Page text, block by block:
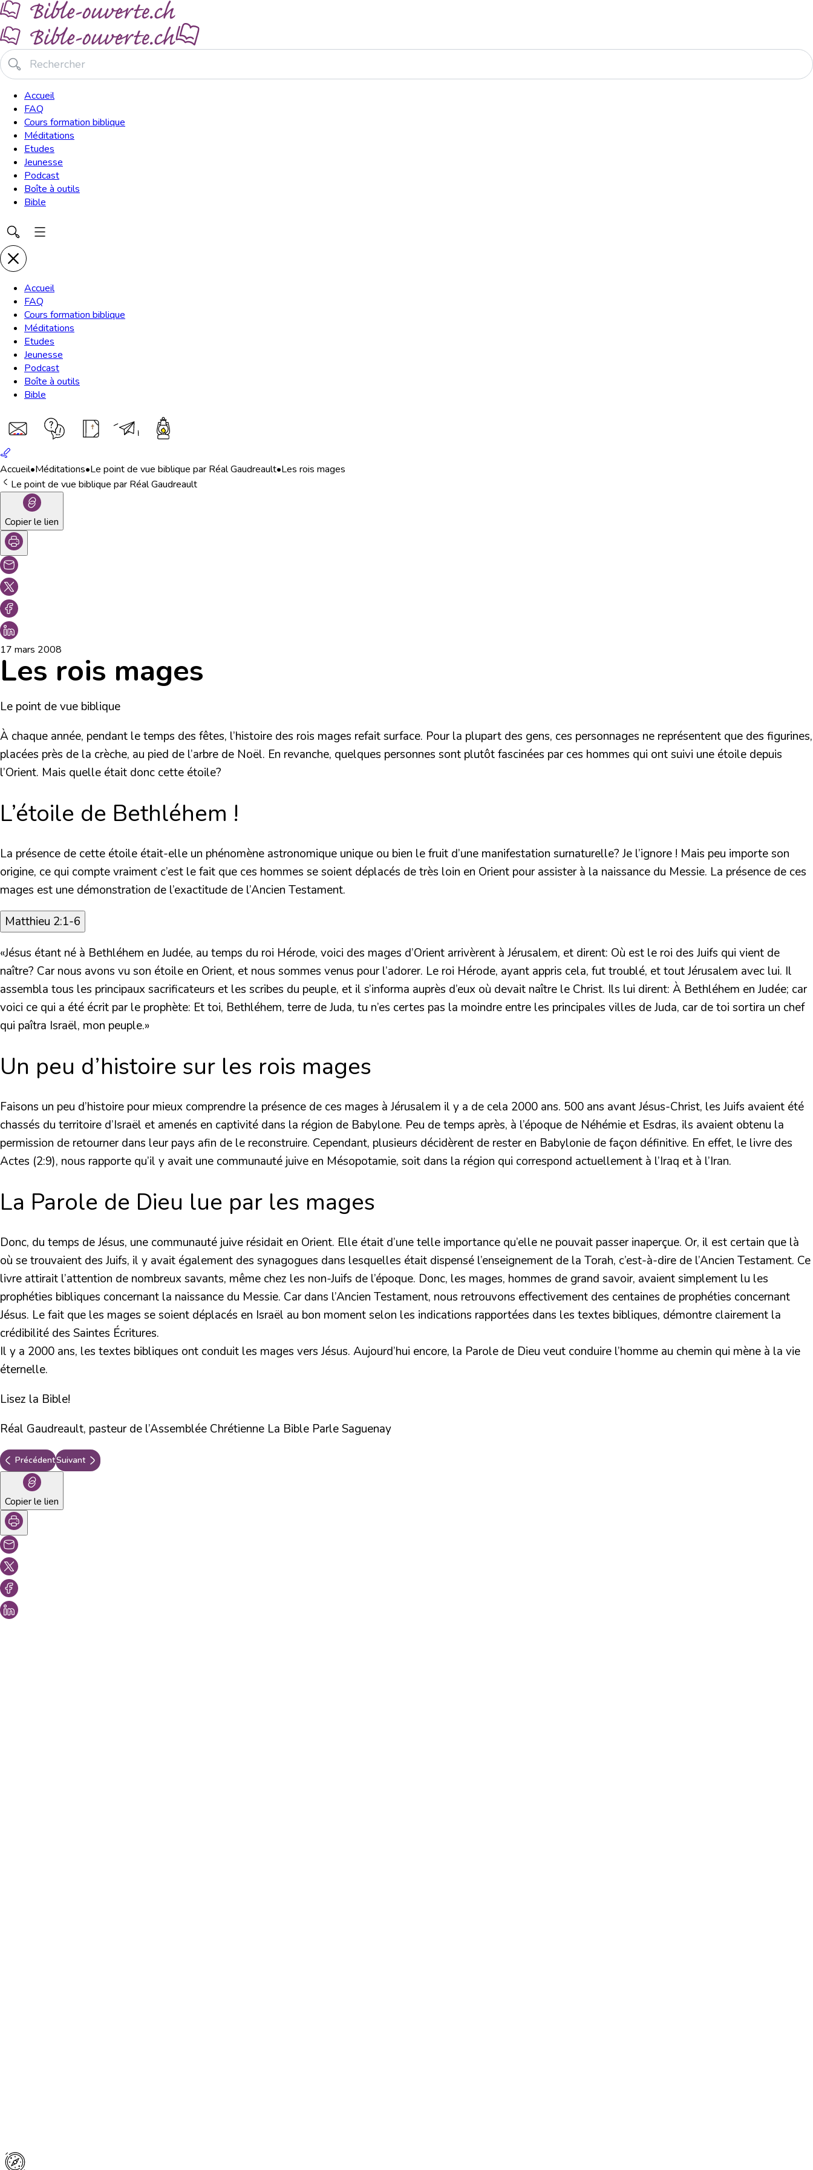
Accueil
FAQ
Cours formation biblique
Méditations
Etudes
Jeunesse
Podcast
Boîte à outils
Bible
Accueil
FAQ
Cours formation biblique
Méditations
Etudes
Jeunesse
Podcast
Boîte à outils
Bible
Accueil•Méditations•Le point de vue biblique par Réal Gaudreault•Les rois mages
Le point de vue biblique par Réal Gaudreault
Copier le lien
17 mars 2008
Les rois mages
Le point de vue biblique
À chaque année, pendant le temps des fêtes, l’histoire des rois mages refait surface. Pour la plupart des gens, ces personnages ne représentent que des figurines,
placées près de la crèche, au pied de l’arbre de Noël. En revanche, quelques personnes sont plutôt fascinées par ces hommes qui ont suivi une étoile depuis
l’Orient. Mais quelle était donc cette étoile?
L’étoile de Bethléhem !
La présence de cette étoile était-elle un phénomène astronomique unique ou bien le fruit d’une manifestation surnaturelle? Je l’ignore ! Mais peu importe son
origine, ce qui compte vraiment c’est le fait que ces hommes se soient déplacés de très loin en Orient pour assister à la naissance du Messie. La présence de ces
mages est une démonstration de l’exactitude de l’Ancien Testament.
Matthieu 2:1-6
«Jésus étant né à Bethléhem en Judée, au temps du roi Hérode, voici des mages d’Orient arrivèrent à Jérusalem, et dirent: Où est le roi des Juifs qui vient de
naître? Car nous avons vu son étoile en Orient, et nous sommes venus pour l’adorer. Le roi Hérode, ayant appris cela, fut troublé, et tout Jérusalem avec lui. Il
assembla tous les principaux sacrificateurs et les scribes du peuple, et il s’informa auprès d’eux où devait naître le Christ. Ils lui dirent: À Bethléhem en Judée; car
voici ce qui a été écrit par le prophète: Et toi, Bethléhem, terre de Juda, tu n’es certes pas la moindre entre les principales villes de Juda, car de toi sortira un chef
qui paîtra Israël, mon peuple.»
Un peu d’histoire sur les rois mages
Faisons un peu d’histoire pour mieux comprendre la présence de ces mages à Jérusalem il y a de cela 2000 ans. 500 ans avant Jésus-Christ, les Juifs avaient été
chassés du territoire d’Israël et amenés en captivité dans la région de Babylone. Peu de temps après, à l’époque de Néhémie et Esdras, ils avaient obtenu la
permission de retourner dans leur pays afin de le reconstruire. Cependant, plusieurs décidèrent de rester en Babylonie de façon définitive. En effet, le livre des
Actes (2:9), nous rapporte qu’il y avait une communauté juive en Mésopotamie, soit dans la région qui correspond actuellement à l’Iraq et à l’Iran.
La Parole de Dieu lue par les mages
Donc, du temps de Jésus, une communauté juive résidait en Orient. Elle était d’une telle importance qu’elle ne pouvait passer inaperçue. Or, il est certain que là
où se trouvaient des Juifs, il y avait également des synagogues dans lesquelles était dispensé l’enseignement de la Torah, c’est-à-dire de l’Ancien Testament. Ce
livre attirait l’attention de nombreux savants, même chez les non-Juifs de l’époque. Donc, les mages, hommes de grand savoir, avaient simplement lu les
prophéties bibliques concernant la naissance du Messie. Car dans l’Ancien Testament, nous retrouvons effectivement des centaines de prophéties concernant
Jésus. Le fait que les mages se soient déplacés en Israël au bon moment selon les indications rapportées dans les textes bibliques, démontre clairement la
crédibilité des Saintes Écritures.
Il y a 2000 ans, les textes bibliques ont conduit les mages vers Jésus. Aujourd’hui encore, la Parole de Dieu veut conduire l’homme au chemin qui mène à la vie
éternelle.
Lisez la Bible!
Réal Gaudreault, pasteur de l’Assemblée Chrétienne La Bible Parle Saguenay
PrécédentSuivant
Copier le lien